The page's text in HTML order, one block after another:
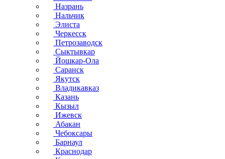
Назрань
Нальчик
Элиста
Черкесск
Петрозаводск
Сыктывкар
Йошкар-Ола
Саранск
Якутск
Владикавказ
Казань
Кызыл
Ижевск
Абакан
Чебоксары
Барнаул
Краснодар